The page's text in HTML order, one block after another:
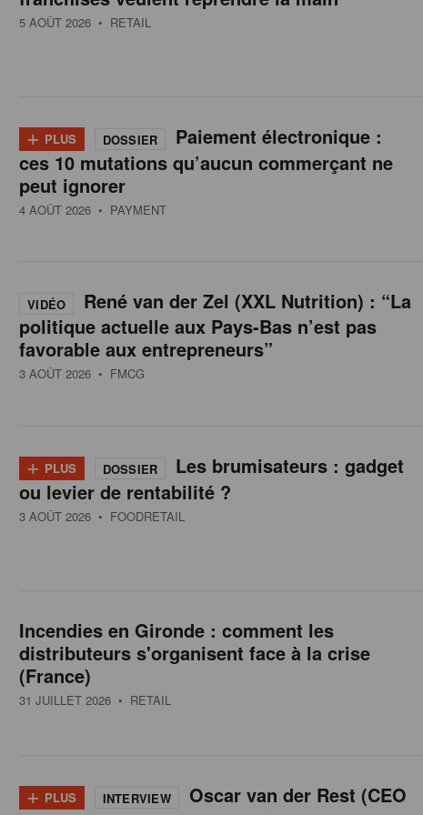
5 AOÛT 2026 • RETAIL
+ PLUS DOSSIER
Paiement électronique :
ces 10 mutations qu’aucun commerçant ne
peut ignorer
4 AOÛT 2026 • PAYMENT
VIDÉO
René van der Zel (XXL Nutrition) : “La
politique actuelle aux Pays-Bas n’est pas
favorable aux entrepreneurs”
3 AOÛT 2026 • FMCG
+ PLUS DOSSIER
Les brumisateurs : gadget
ou levier de rentabilité ?
3 AOÛT 2026 • FOODRETAIL
Incendies en Gironde : comment les
distributeurs s'organisent face à la crise
(France)
31 JUILLET 2026 • RETAIL
+ PLUS INTERVIEW
Oscar van der Rest (CEO